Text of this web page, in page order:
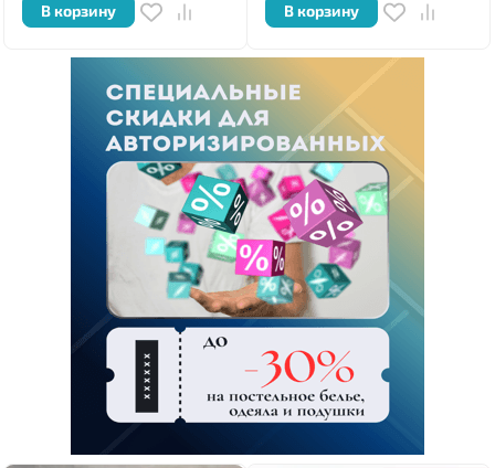
В корзину В корзину